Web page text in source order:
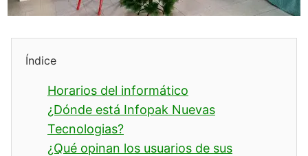
Índice
Horarios del informático
¿Dónde está Infopak Nuevas
Tecnologias?
¿Qué opinan los usuarios de sus